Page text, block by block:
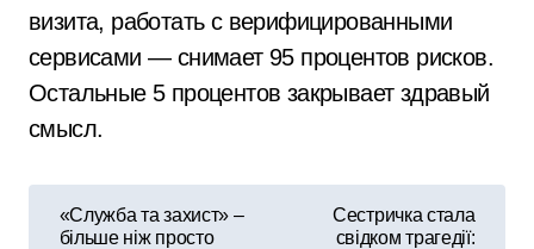
визита, работать с верифицированными
сервисами — снимает 95 процентов рисков.
Остальные 5 процентов закрывает здравый
смысл.
«Служба та захист» –
більше ніж просто
Сестричка стала
свідком трагедії: